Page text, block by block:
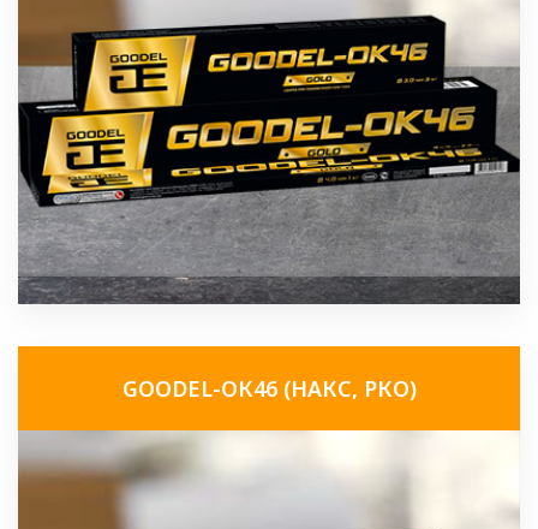
GOODEL-ОК46 (НАКС, РКО)